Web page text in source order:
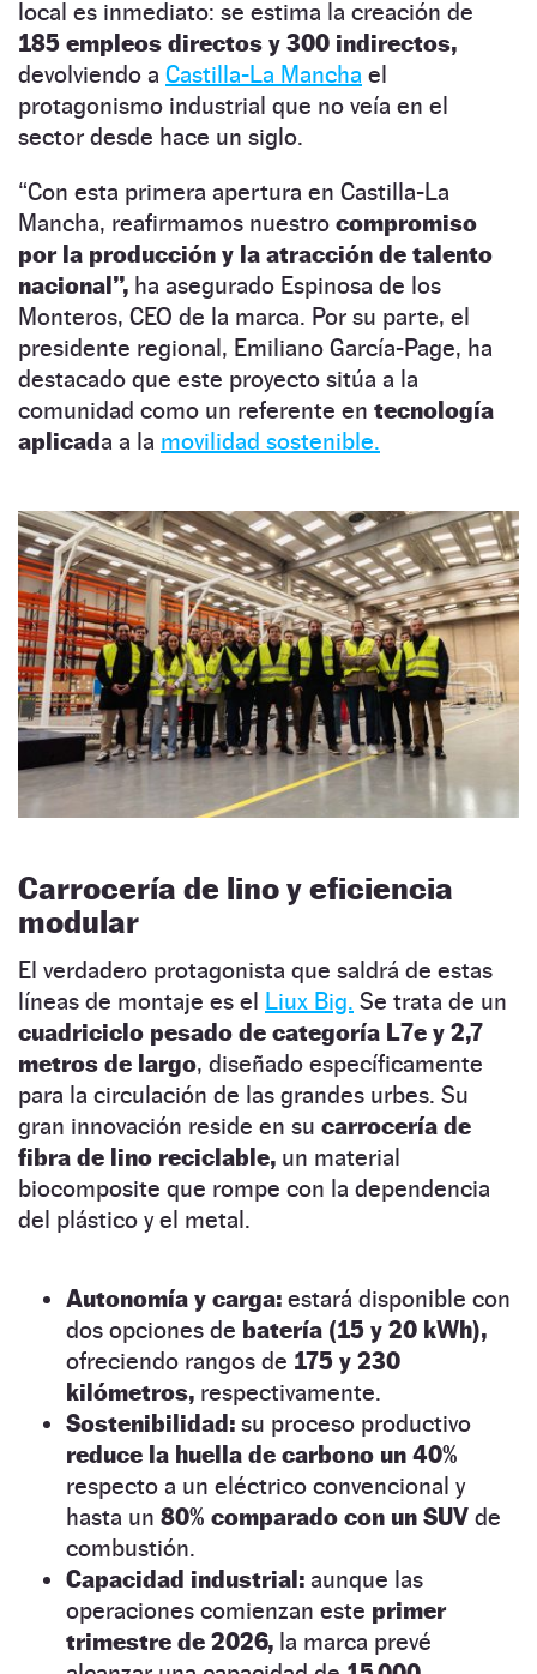
local es inmediato: se estima la creación de
185 empleos directos y 300 indirectos,
devolviendo a Castilla-La Mancha el
protagonismo industrial que no veía en el
sector desde hace un siglo.
“Con esta primera apertura en Castilla-La
Mancha, reafirmamos nuestro compromiso
por la producción y la atracción de talento
nacional”, ha asegurado Espinosa de los
Monteros, CEO de la marca. Por su parte, el
presidente regional, Emiliano García-Page, ha
destacado que este proyecto sitúa a la
comunidad como un referente en tecnología
aplicada a la movilidad sostenible.
Carrocería de lino y eficiencia
modular
El verdadero protagonista que saldrá de estas
líneas de montaje es el Liux Big. Se trata de un
cuadriciclo pesado de categoría L7e y 2,7
metros de largo, diseñado específicamente
para la circulación de las grandes urbes. Su
gran innovación reside en su carrocería de
fibra de lino reciclable, un material
biocomposite que rompe con la dependencia
del plástico y el metal.
Autonomía y carga: estará disponible con
dos opciones de batería (15 y 20 kWh),
ofreciendo rangos de 175 y 230
kilómetros, respectivamente.
Sostenibilidad: su proceso productivo
reduce la huella de carbono un 40%
respecto a un eléctrico convencional y
hasta un 80% comparado con un SUV de
combustión.
Capacidad industrial: aunque las
operaciones comienzan este primer
trimestre de 2026, la marca prevé